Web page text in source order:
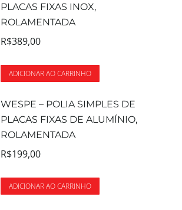
PLACAS FIXAS INOX,
ROLAMENTADA
R$389,00
ADICIONAR AO CARRINHO
WESPE – POLIA SIMPLES DE
PLACAS FIXAS DE ALUMÍNIO,
ROLAMENTADA
R$199,00
ADICIONAR AO CARRINHO